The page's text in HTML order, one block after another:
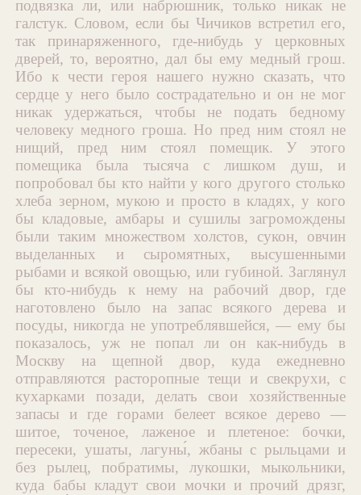
подвязка ли, или набрюшник, только никак не
галстук. Словом, если бы Чичиков встретил его,
так принаряженного, где-нибудь у церковных
дверей, то, вероятно, дал бы ему медный грош.
Ибо к чести героя нашего нужно сказать, что
сердце у него было сострадательно и он не мог
никак удержаться, чтобы не подать бедному
человеку медного гроша. Но пред ним стоял не
нищий, пред ним стоял помещик. У этого
помещика была тысяча с лишком душ, и
попробовал бы кто найти у кого другого столько
хлеба зерном, мукою и просто в кладях, у кого
бы кладовые, амбары и сушилы загромождены
были таким множеством холстов, сукон, овчин
выделанных и сыромятных, высушенными
рыбами и всякой овощью, или губиной. Заглянул
бы кто-нибудь к нему на рабочий двор, где
наготовлено было на запас всякого дерева и
посуды, никогда не употреблявшейся, — ему бы
показалось, уж не попал ли он как-нибудь в
Москву на щепной двор, куда ежедневно
отправляются расторопные тещи и свекрухи, с
кухарками позади, делать свои хозяйственные
запасы и где горами белеет всякое дерево —
шитое, точеное, лаженое и плетеное: бочки,
пересеки, ушаты, лагуны́, жбаны с рыльцами и
без рылец, побратимы, лукошки, мыкольники,
куда бабы кладут свои мочки и прочий дрязг,